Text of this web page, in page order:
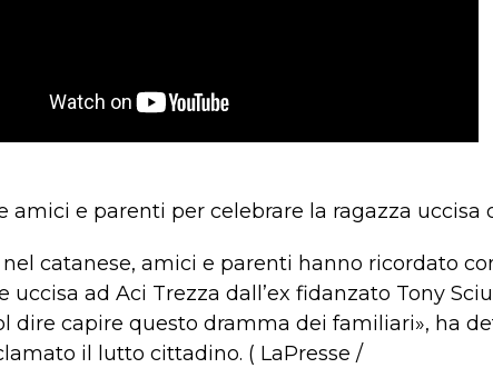
e parenti per celebrare la ragazza uccisa
nel catanese, amici e parenti hanno ricordato
uccisa ad Aci Trezza dall’ex fidanzato Tony
dire capire questo dramma dei familiari», ha
il lutto cittadino. ( LaPresse /